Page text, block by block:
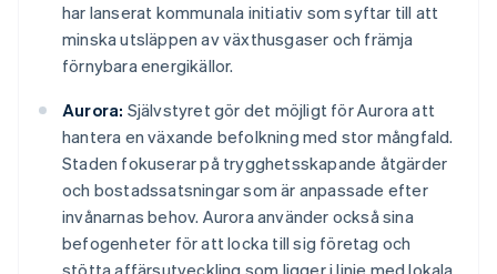
har lanserat kommunala initiativ som syftar till att
minska utsläppen av växthusgaser och främja
förnybara energikällor.
Aurora: Självstyret gör det möjligt för Aurora att
hantera en växande befolkning med stor mångfald.
Staden fokuserar på trygghetsskapande åtgärder
och bostadssatsningar som är anpassade efter
invånarnas behov. Aurora använder också sina
befogenheter för att locka till sig företag och